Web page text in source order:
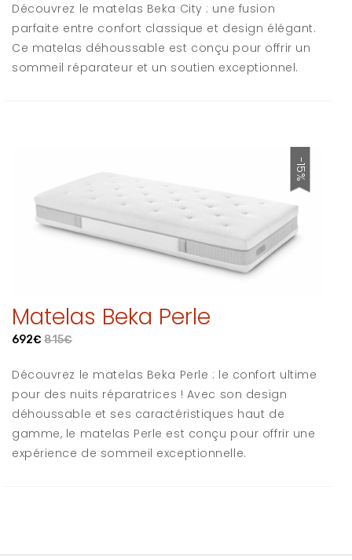
Découvrez le matelas Beka City : une fusion
parfaite entre confort classique et design élégant.
Ce matelas déhoussable est conçu pour offrir un
sommeil réparateur et un soutien exceptionnel.
-15%
Matelas Beka Perle
692€ 815€
Découvrez le matelas Beka Perle : le confort ultime
pour des nuits réparatrices ! Avec son design
déhoussable et ses caractéristiques haut de
gamme, le matelas Perle est conçu pour offrir une
expérience de sommeil exceptionnelle.